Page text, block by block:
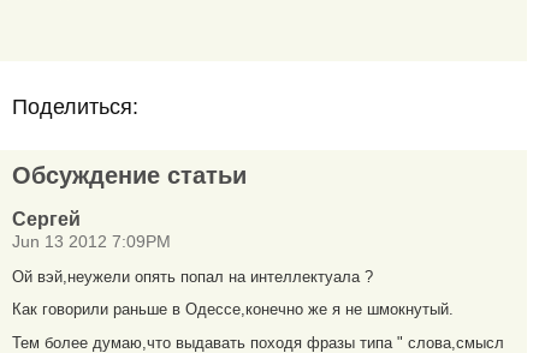
Поделиться:
Обсуждение статьи
Сергей
Jun 13 2012 7:09PM
Ой вэй,неужели опять попал на интеллектуала ?
Как говорили раньше в Одессе,конечно же я не шмокнутый.
Тем более думаю,что выдавать походя фразы типа " слова,смысл